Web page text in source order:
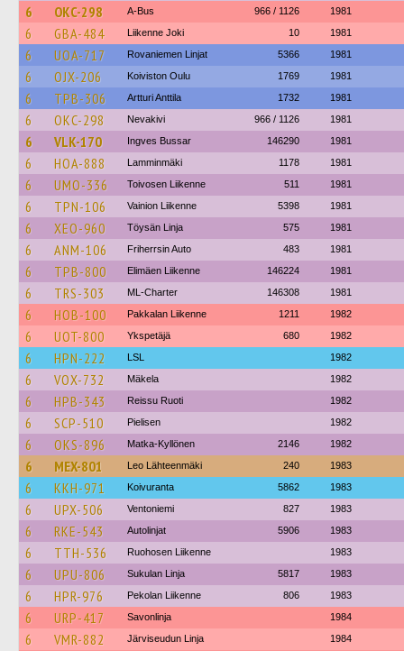
6 OKC-298 A-Bus 966 / 1126 1981
6 GBA-484 Liikenne Joki 10 1981
6 UOA-717 Rovaniemen Linjat 5366 1981
6 OJX-206 Koiviston Oulu 1769 1981
6 TPB-306 Artturi Anttila 1732 1981
6 OKC-298 Nevakivi 966 / 1126 1981
6 VLK-170 Ingves Bussar 146290 1981
6 HOA-888 Lamminmäki 1178 1981
6 UMO-336 Toivosen Liikenne 511 1981
6 TPN-106 Vainion Liikenne 5398 1981
6 XEO-960 Töysän Linja 575 1981
6 ANM-106 Friherrsin Auto 483 1981
6 TPB-800 Elimäen Liikenne 146224 1981
6 TRS-303 ML-Charter 146308 1981
6 HOB-100 Pakkalan Liikenne 1211 1982
6 UOT-800 Ykspetäjä 680 1982
6 HPN-222 LSL 1982
6 VOX-732 Mäkela 1982
6 HPB-343 Reissu Ruoti 1982
6 SCP-510 Pielisen 1982
6 OKS-896 Matka-Kyllönen 2146 1982
6 MEX-801 Leo Lähteenmäki 240 1983
6 KKH-971 Koivuranta 5862 1983
6 UPX-506 Ventoniemi 827 1983
6 RKE-543 Autolinjat 5906 1983
6 TTH-536 Ruohosen Liikenne 1983
6 UPU-806 Sukulan Linja 5817 1983
6 HPR-976 Pekolan Liikenne 806 1983
6 URP-417 Savonlinja 1984
6 VMR-882 Järviseudun Linja 1984